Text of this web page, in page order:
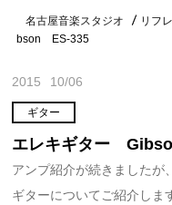
名古屋音楽スタジオ リフ
bson ES-335
2015 10/06
ギター
エレキギター
アンプ紹介が続きましたが
ギターについてご紹介しま